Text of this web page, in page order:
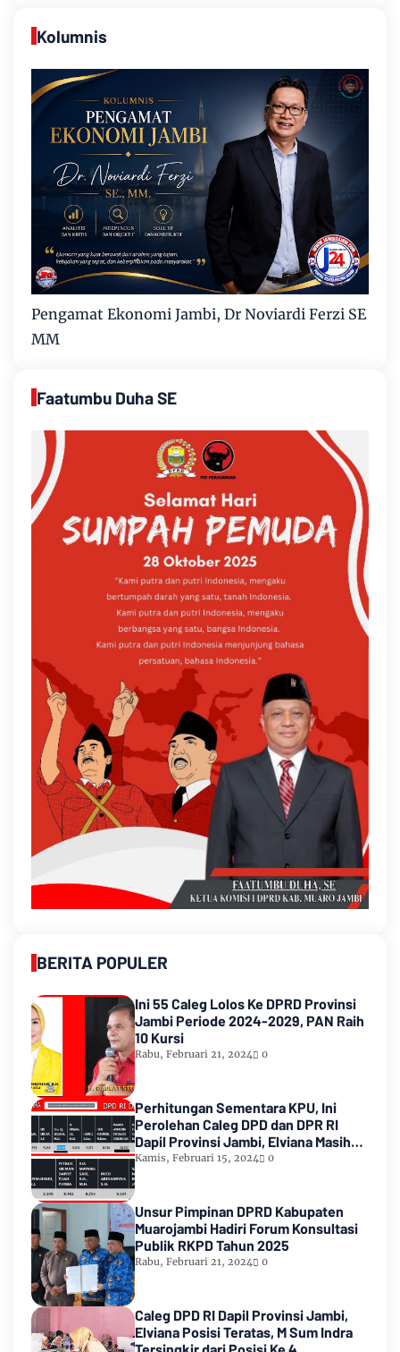
Kolumnis
Pengamat Ekonomi Jambi, Dr Noviardi Ferzi SE
MM
Faatumbu Duha SE
BERITA POPULER
Ini 55 Caleg Lolos Ke DPRD Provinsi
Jambi Periode 2024-2029, PAN Raih
10 Kursi
Rabu, Februari 21, 2024 0
Perhitungan Sementara KPU, Ini
Perolehan Caleg DPD dan DPR RI
Dapil Provinsi Jambi, Elviana Masih
Urutan Kedua Teratas
Kamis, Februari 15, 2024 0
Unsur Pimpinan DPRD Kabupaten
Muarojambi Hadiri Forum Konsultasi
Publik RKPD Tahun 2025
Rabu, Februari 21, 2024 0
Caleg DPD RI Dapil Provinsi Jambi,
Elviana Posisi Teratas, M Sum Indra